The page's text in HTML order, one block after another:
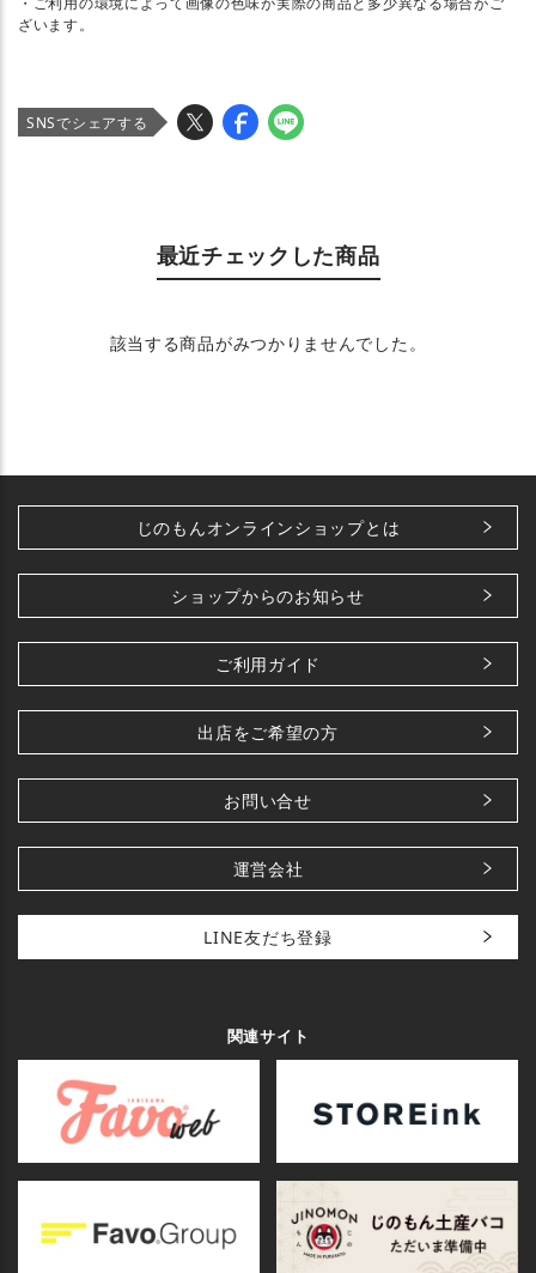
ざいます。
SNSでシェアする
最近チェックした商品
該当する商品がみつかりませんでした。
じのもんオンラインショップとは
ショップからのお知らせ
ご利用ガイド
出店をご希望の方
お問い合せ
運営会社
LINE友だち登録
関連サイト